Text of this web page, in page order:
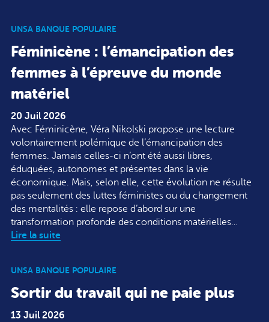
UNSA BANQUE POPULAIRE
Féminicène : l’émancipation des
femmes à l’épreuve du monde
matériel
20 Juil 2026
Avec Féminicène, Véra Nikolski propose une lecture
volontairement polémique de l’émancipation des
femmes. Jamais celles-ci n’ont été aussi libres,
éduquées, autonomes et présentes dans la vie
économique. Mais, selon elle, cette évolution ne résulte
pas seulement des luttes féministes ou du changement
des mentalités : elle repose d’abord sur une
transformation profonde des conditions matérielles…
Lire la suite
UNSA BANQUE POPULAIRE
Sortir du travail qui ne paie plus
13 Juil 2026